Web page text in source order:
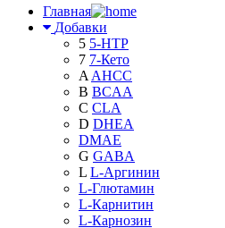
Главная
Добавки
5 5-HTP
7 7-Кето
A AHCC
B BCAA
C CLA
D DHEA
DMAE
G GABA
L L-Аргинин
L-Глютамин
L-Карнитин
L-Карнозин